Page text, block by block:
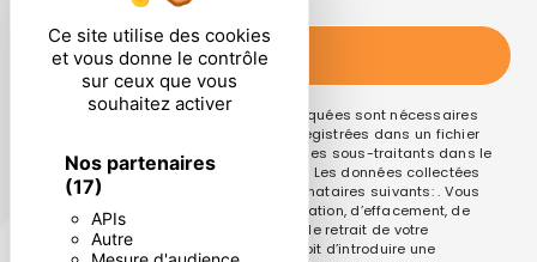
Ce site utilise des cookies
et vous donne le contrôle
sur ceux que vous
souhaitez activer
Nos partenaires
(17)
APIs
Autre
ENVOYER
** Les données personnelles communiquées sont nécessaires
aux fins de vous contacter et sont enregistrées dans un fichier
informatisé. Elles sont destinées à et ses sous-traitants dans le
seul but de répondre à votre message. Les données collectées
seront communiquées aux seuls destinataires suivants: . Vous
disposez de droits d’accès, de rectification, d’effacement, de
portabilité, de limitation, d’opposition, de retrait de votre
consentement à tout moment et du droit d’introduire une